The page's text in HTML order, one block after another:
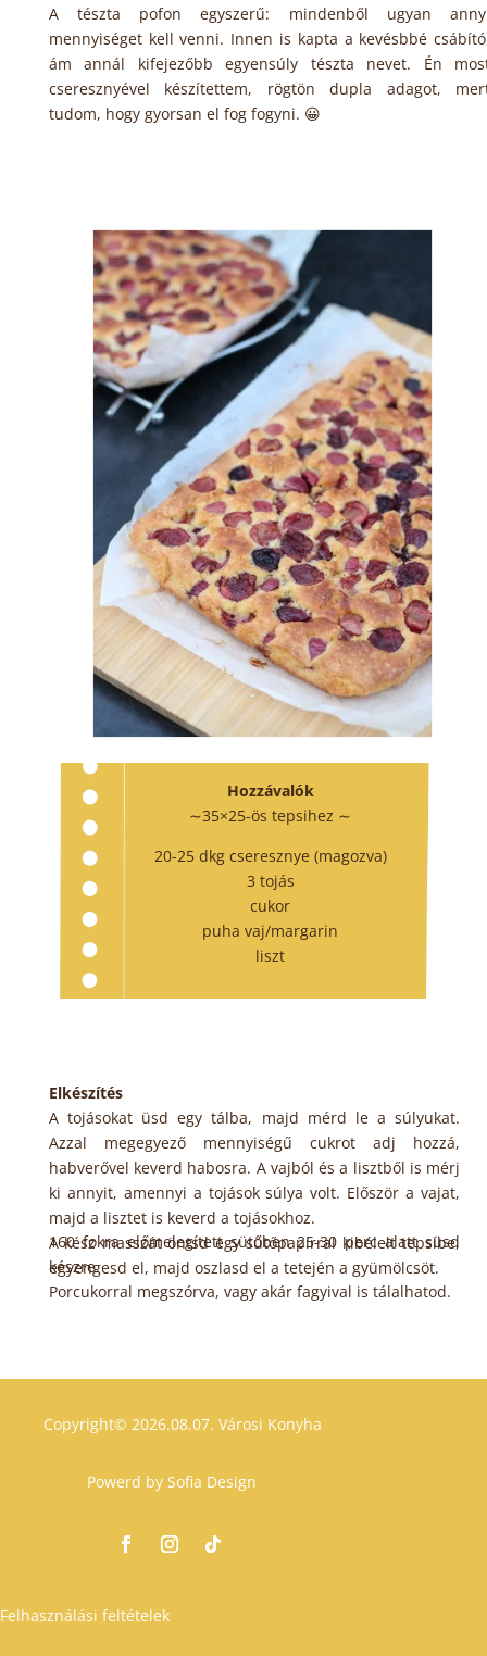
A tészta pofon egyszerű: mindenből ugyan
mennyiséget kell venni. Innen is kapta a kevésbbé
ám annál kifejezőbb egyensúly tészta nevet. Én
cseresznyével készítettem, rögtön dupla adagot,
tudom, hogy gyorsan el fog fogyni. 😀
Hozzávalók
∼35×25-ös tepsihez ∼
20-25 dkg cseresznye (magozva)
3 tojás
cukor
puha vaj/margarin
liszt
Elkészítés
A tojásokat üsd egy tálba, majd mérd le a súlyukat.
Azzal megegyező mennyiségű cukrot adj hozzá,
habverővel keverd habosra. A vajból és a lisztből is mérj
ki annyit, amennyi a tojások súlya volt. Először a vajat,
majd a lisztet is keverd a tojásokhoz.
A kész masszát öntsd egy sütőpapírral kibélelt tepsibe,
egyengesd el, majd oszlasd el a tetején a gyümölcsöt.
160 fokra előmelegített sütőben 25-30 perc alatt süsd
készre.
Porcukorral megszórva, vagy akár fagyival is tálalhatod.
Copyright© 2026.08.07. Városi Konyha
Powerd by Sofia Design
Felhasználási feltételek